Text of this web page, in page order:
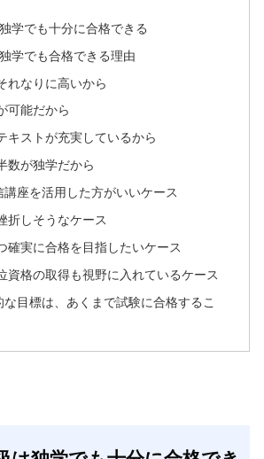
学でも十分に合格できる
学でも合格できる理由
れなりに高いから
可能だから
ストが充実しているから
数が独学だから
講座を活用した方がいいケース
折しそうなケース
実に合格を目指したいケース
格の取得も視野に入れているケース
な目標は、あくまで試験に合格するこ